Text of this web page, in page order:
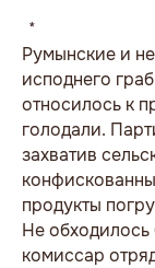
* * *
Румынские и
исподнего
относилось к
голодали.
захватив
продукты
Не обходилось
комиссар